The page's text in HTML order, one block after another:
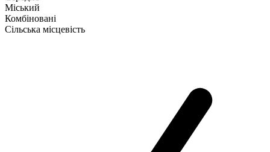
Міський
Комбіновані
Сільська місцевість